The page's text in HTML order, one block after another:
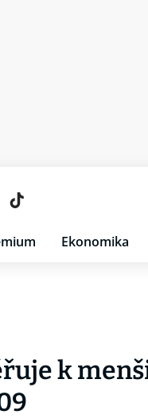
Ekonomika
k